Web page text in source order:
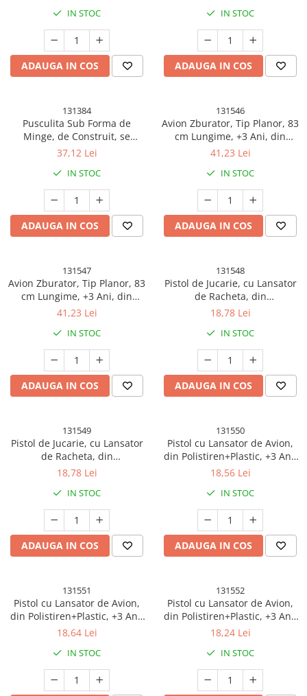
IN STOC
ADAUGA IN COS
IN STOC
ADAUGA IN COS
131384
Pusculita Sub Forma de
Minge, de Construit, se
Asambleaza/Dezasambleaza,
Multicolor
37,12 Lei
IN STOC
ADAUGA IN COS
131546
Avion Zburator, Tip Planor, 83
cm Lungime, +3 Ani, din
Polistiren, Aruncare 10 - 30 m,
41,23 Lei
IN STOC
ADAUGA IN COS
131547
Avion Zburator, Tip Planor, 83
cm Lungime, +3 Ani, din
Polistiren, Aruncare 10 - 30 m,
41,23 Lei
IN STOC
ADAUGA IN COS
131548
Pistol de Jucarie, cu Lansator
de Racheta, din
Polistiren/Plastic, Lumina LED,
18,78 Lei
IN STOC
ADAUGA IN COS
131549
Pistol de Jucarie, cu Lansator
de Racheta, din
Polistiren/Plastic, Lumina LED,
18,78 Lei
IN STOC
ADAUGA IN COS
131550
Pistol cu Lansator de Avion,
din Polistiren+Plastic, +3 Ani,
Avion 38 cm, Lansare 10 m,
18,56 Lei
IN STOC
ADAUGA IN COS
131551
Pistol cu Lansator de Avion,
din Polistiren+Plastic, +3 Ani,
Avion 38 cm, Lansare 10 m,
18,64 Lei
IN STOC
131552
Pistol cu Lansator de Avion,
din Polistiren+Plastic, +3 Ani,
Avion 24 cm, Lansare 10 m,
18,24 Lei
IN STOC